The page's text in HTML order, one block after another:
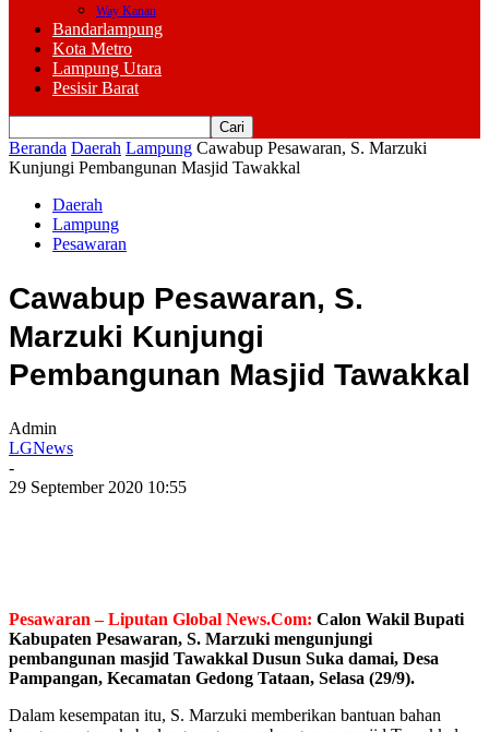
Way Kanan
Bandarlampung
Kota Metro
Lampung Utara
Pesisir Barat
Beranda Daerah Lampung Cawabup Pesawaran, S. Marzuki
Kunjungi Pembangunan Masjid Tawakkal
Daerah
Lampung
Pesawaran
Cawabup Pesawaran, S.
Marzuki Kunjungi
Pembangunan Masjid Tawakkal
Admin
LGNews
-
29 September 2020 10:55
Pesawaran – Liputan Global News.Com: Calon Wakil Bupati
Kabupaten Pesawaran, S. Marzuki mengunjungi
pembangunan masjid Tawakkal Dusun Suka damai, Desa
Pampangan, Kecamatan Gedong Tataan, Selasa (29/9).
Dalam kesempatan itu, S. Marzuki memberikan bantuan bahan